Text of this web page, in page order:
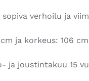
verhoilu ja
ja korkeus: 106 cm
ja joustintakuu 15